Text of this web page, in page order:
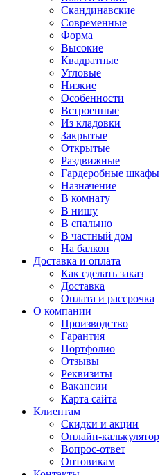
Скандинавские
Современные
Форма
Высокие
Квадратные
Угловые
Низкие
Особенности
Встроенные
Из кладовки
Закрытые
Открытые
Раздвижные
Гардеробные шкафы
Назначение
В комнату
В нишу
В спальню
В частный дом
На балкон
Доставка и оплата
Как сделать заказ
Доставка
Оплата и рассрочка
О компании
Производство
Гарантия
Портфолио
Отзывы
Реквизиты
Вакансии
Карта сайта
Клиентам
Скидки и акции
Онлайн-калькулятор
Вопрос-ответ
Оптовикам